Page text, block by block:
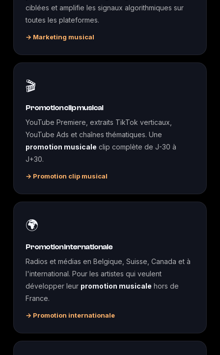
ciblées et amplifie les signaux algorithmiques sur
toutes les plateformes.
→ Marketing musical
🎬
Promotion clip musical
YouTube Premiere, extraits TikTok verticaux,
YouTube Ads et chaînes thématiques. Une
promotion musicale clip complète de J-30 à
J+30.
→ Promotion clip musical
🌍
Promotion internationale
Radios et médias en Belgique, Suisse, Canada et à
l'international. Pour les artistes qui veulent
développer leur promotion musicale hors de
France.
→ Promotion internationale